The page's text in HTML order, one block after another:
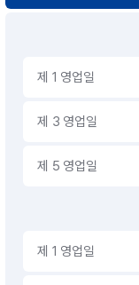
제 1 영업일
제 3 영업일
제 5 영업일
제 1 영업일